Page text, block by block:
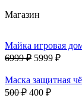
Магазин
Майка игровая
6999 ₽ 5999 ₽
Маска защитная
500 ₽ 400 ₽